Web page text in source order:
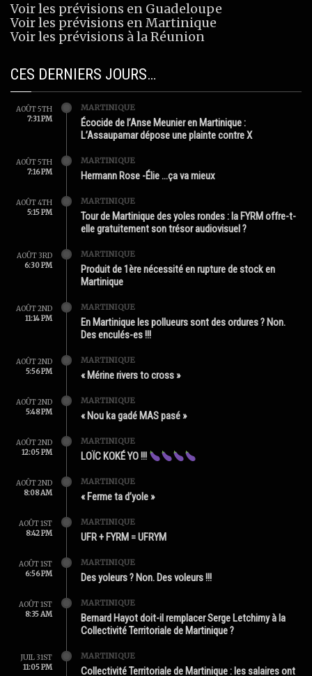
Voir les prévisions en Guadeloupe
Voir les prévisions en Martinique
Voir les prévisions à la Réunion
CES DERNIERS JOURS…
AOÛT 5TH
7:31 PM
MARTINIQUE
Écocide de l’Anse Meunier en Martinique :
L’Assaupamar dépose une plainte contre X
AOÛT 5TH
7:16 PM
MARTINIQUE
Hermann Rose -Élie …ça va mieux
AOÛT 4TH
5:15 PM
MARTINIQUE
Tour de Martinique des yoles rondes : la FYRM offre-t-
elle gratuitement son trésor audiovisuel ?
AOÛT 3RD
6:30 PM
MARTINIQUE
Produit de 1ère nécessité en rupture de stock en
Martinique
AOÛT 2ND
11:14 PM
MARTINIQUE
En Martinique les pollueurs sont des ordures ? Non.
Des enculés-es !!!
AOÛT 2ND
5:56 PM
MARTINIQUE
« Mérine rivers to cross »
AOÛT 2ND
5:48 PM
MARTINIQUE
« Nou ka gadé MAS pasé »
AOÛT 2ND
12:05 PM
MARTINIQUE
LOÏC KOKÉ YO !!!
AOÛT 2ND
8:08 AM
MARTINIQUE
« Ferme ta d’yole »
AOÛT 1ST
8:42 PM
MARTINIQUE
UFR + FYRM = UFRYM
AOÛT 1ST
6:56 PM
MARTINIQUE
Des yoleurs ? Non. Des voleurs !!!
AOÛT 1ST
8:35 AM
MARTINIQUE
Bernard Hayot doit-il remplacer Serge Letchimy à la
Collectivité Territoriale de Martinique ?
JUIL 31ST
11:05 PM
MARTINIQUE
Collectivité Territoriale de Martinique : les salaires ont